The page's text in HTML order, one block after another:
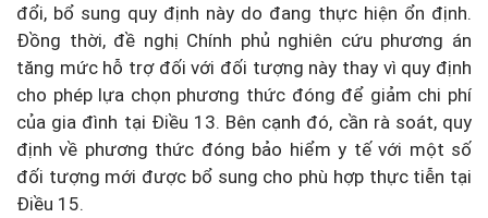
đổi, bổ sung quy định này do đang thực hiện ổn định.
Đồng thời, đề nghị Chính phủ nghiên cứu phương án
tăng mức hỗ trợ đối với đối tượng này thay vì quy định
cho phép lựa chọn phương thức đóng để giảm chi phí
của gia đình tại Điều 13. Bên cạnh đó, cần rà soát, quy
định về phương thức đóng bảo hiểm y tế với một số
đối tượng mới được bổ sung cho phù hợp thực tiễn tại
Điều 15.